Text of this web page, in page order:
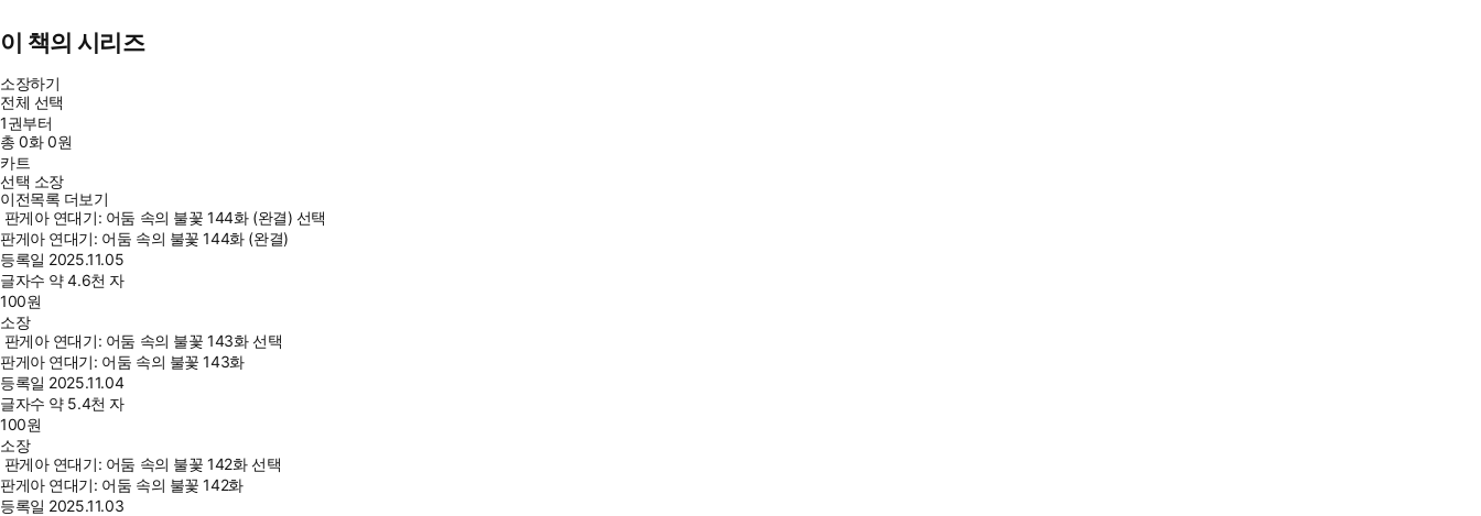
이 책의 시리즈
소장하기
전체 선택
1권부터
총0화0원
카트
선택 소장
이전목록 더보기
판게아 연대기: 어둠 속의 불꽃 144화 (완결) 선택
판게아 연대기: 어둠 속의 불꽃 144화 (완결)
등록일 2025.11.05
글자수 약 4.6천 자
100원
소장
판게아 연대기: 어둠 속의 불꽃 143화 선택
판게아 연대기: 어둠 속의 불꽃 143화
등록일 2025.11.04
글자수 약 5.4천 자
100원
소장
판게아 연대기: 어둠 속의 불꽃 142화 선택
판게아 연대기: 어둠 속의 불꽃 142화
등록일 2025.11.03